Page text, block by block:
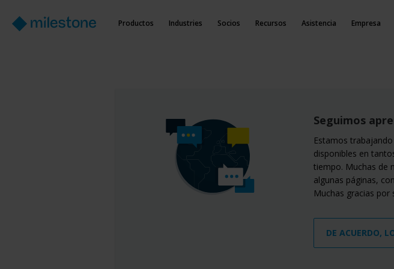
Productos Industries Socios Recursos Asistencia Empresa
Seguimos
Estamos
disponibles en
tiempo. Muchas de
algunas páginas,
Muchas gracias por
DE ACUERDO,